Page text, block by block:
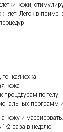
кожи,
Легок в
тонкая кожа
кожа
процедурам по телу
программ
кожу и
1-2 раза в неделю.